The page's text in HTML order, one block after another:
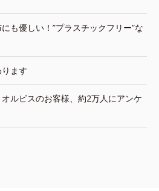
も優しい！”プラスチックフリー”な
ます
オルビスのお客様、約2万人にアンケ